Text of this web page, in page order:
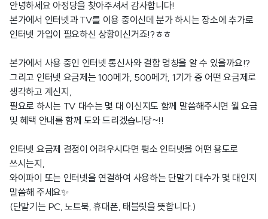
안녕하세요 아정당을 찾아주셔서 감사합니다!
본가에서 인터넷과 TV를 이용 중이신데 분가 하시는 장소에 추가로
인터넷 가입이 필요하신 상황이신거죠!?ㅎㅎ
본가에서 사용 중인 인터넷 통신사와 결합 명칭을 알 수 있을까요!?
그리고 인터넷 요금제는 100메가, 500메가, 1기가 중 어떤 요금제로
생각하고 계신지,
필요로 하시는 TV 대수는 몇 대 이신지도 함께 말씀해주시면 월 요금
및 혜택 안내를 함께 도와 드리겠습니당~!!
인터넷 요금제 결정이 어려우시다면 평소 인터넷을 어떤 용도로
쓰시는지,
와이파이 또는 인터넷을 연결하여 사용하는 단말기 대수가 몇 대인지
말씀해 주세요✨
(단말기는 PC, 노트북, 휴대폰, 태블릿을 뜻합니다.)